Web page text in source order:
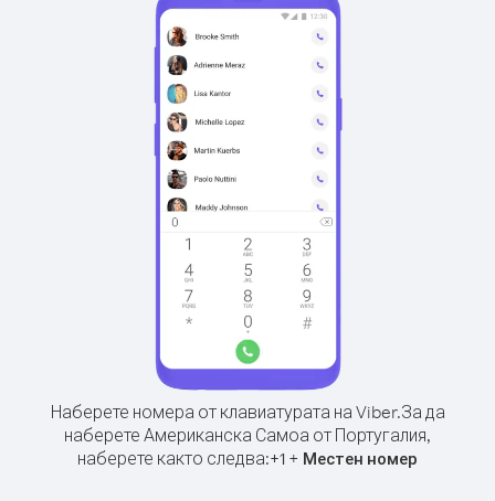
Наберете номера от клавиатурата на Viber.За да
наберете Американска Самоа от Португалия,
наберете както следва:+1 + Местен номер